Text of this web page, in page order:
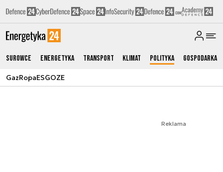
Surowce Energetyka Transport Klimat Polityka Gospodarka
GazRopaESGOZE
Reklama